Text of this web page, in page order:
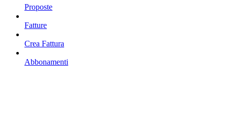
Proposte
Fatture
Crea Fattura
Abbonamenti